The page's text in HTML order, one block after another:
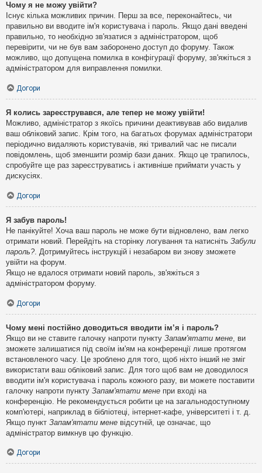
Чому я не можу увійти?
Існує кілька можливих причин. Перш за все, переконайтесь, чи
правильно ви вводите ім'я користувача і пароль. Якщо дані введені
правильно, то необхідно зв'язатися з адміністратором, щоб
перевірити, чи не був вам заборонено доступ до форуму. Також
можливо, що допущена помилка в конфігурації форуму, зв'яжіться з
адміністратором для виправлення помилки.
Догори
Я колись зареєструвався, але тепер не можу увійти!
Можливо, адміністратор з якоїсь причини деактивував або видалив
ваш обліковий запис. Крім того, на багатьох форумах адміністратори
періодично видаляють користувачів, які тривалий час не писали
повідомлень, щоб зменшити розмір бази даних. Якщо це трапилось,
спробуйте ще раз зареєструватись і активніше приймати участь у
дискусіях.
Догори
Я забув пароль!
Не панікуйте! Хоча ваш пароль не може бути відновлено, вам легко
отримати новий. Перейдіть на сторінку логування та натисніть Забули
пароль?. Дотримуйтесь інструкцій і незабаром ви знову зможете
увійти на форум.
Якщо не вдалося отримати новий пароль, зв'яжіться з
адміністратором форуму.
Догори
Чому мені постійно доводиться вводити ім’я і пароль?
Якщо ви не ставите галочку напроти пункту Запам'ятати мене , ви
зможете залишатися під своїм ім'ям на конференції лише протягом
встановленого часу. Це зроблено для того, щоб ніхто інший не зміг
використати ваш обліковий запис. Для того щоб вам не доводилося
вводити ім'я користувача і пароль кожного разу, ви можете поставити
галочку напроти пункту Запам'ятати мене при вході на
конференцію. Не рекомендується робити це на загальнодоступному
комп'ютері, наприклад в бібліотеці, інтернет-кафе, університеті і т. д.
Якщо пункт Запам'ятати мене відсутній, це означає, що
адміністратор вимкнув цю функцію.
Догори